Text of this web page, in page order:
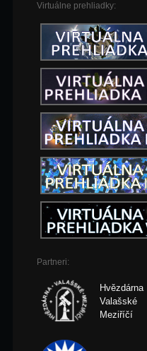
Virtuálne prehliadky:
Partneri:
Hvězdárna
Valašské
Meziříčí